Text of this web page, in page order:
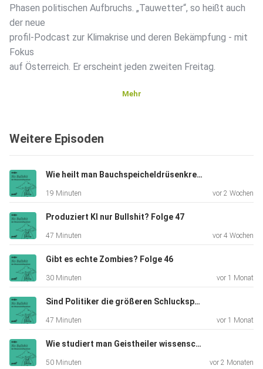
Phasen politischen Aufbruchs. „Tauwetter“, so heißt auch
der neue
profil-Podcast zur Klimakrise und deren Bekämpfung - mit
Fokus
auf Österreich. Er erscheint jeden zweiten Freitag.
durch. Ihr Feedback hilft uns, unsere Podcasts noch besser
machen! Die Beantwortung der Fragen dauert nicht länger
als
5-10min, nehmen Sie hier schnell teil:
https://www.riddle.com/showcase/324517/survey
Melden Sie sich hier für den profil-Podcast-Newsletter an:
https://www.profil.at/newsletter
Haben Sie schon ein profil-Abo? Testen Sie 4 Print- und
unverbindlich.
https://angebote.profil.at/abobestellung/login/27
Mehr
Weitere Episoden
Wie heilt man Bauchspeicheldrüsenkrebs? Folge 48
19 Minuten vor 2 Wochen
Produziert KI nur Bullshit? Folge 47
47 Minuten vor 4 Wochen
Gibt es echte Zombies? Folge 46
30 Minuten vor 1 Monat
Sind Politiker die größeren Schluckspechte? Folge 45
47 Minuten vor 1 Monat
Wie studiert man Geistheiler wissenschaftlich? Folge 44
50 Minuten vor 2 Monaten